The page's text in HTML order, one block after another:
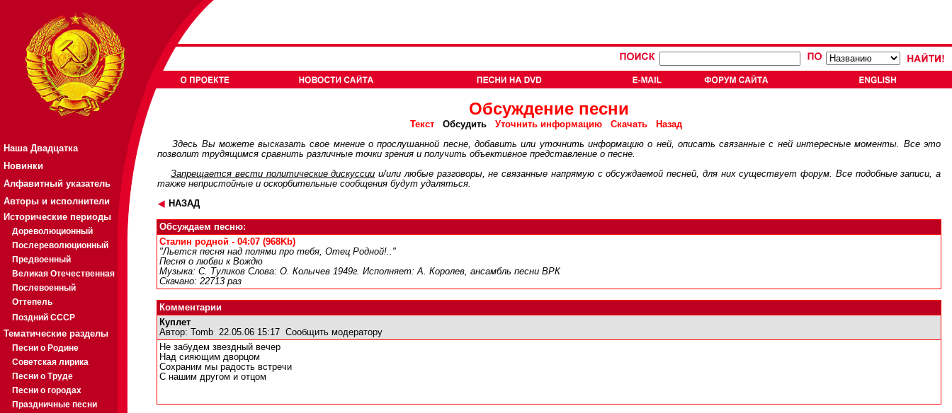
Наша Двадцатка
Новинки
Алфавитный указатель
Авторы и исполнители
Исторические периоды
Дореволюционный
Послереволюционный
Предвоенный
Великая Отечественная
Послевоенный
Оттепель
Поздний СССР
Тематические разделы
Песни о Родине
Советская лирика
Песни о Труде
Песни о городах
Праздничные песни
Обсуждение песни
Текст Обсудить Уточнить информацию Скачать
Назад
Здесь Вы можете высказать свое мнение о прослушанной песне, добавить или уточнить информацию о ней, описать связанные с ней интересные моменты. Все это
позволит трудящимся сравнить различные точки зрения и получить объективное представление о песне.
Запрещается вести политические дискуcсии и/или любые разговоры, не связанные напрямую с обсуждаемой песней, для них существует форум. Все подобные записи, а
также непристойные и оскорбительные сообщения будут удаляться.
НАЗАД
Обсуждаем песню:
Сталин родной - 04:07 (968Kb)
"Льется песня над полями про тебя, Отец Родной!.."
Песня о любви к Вождю
Музыка: С. Туликов Слова: О. Колычев 1949г. Исполняет: А. Королев, ансамбль песни ВРК
Скачано: 22713 раз
Комментарии
Куплет
Автор:
Tomb 22.05.06 15:17 Сообщить модератору
Не забудем звездный вечер
Над сияющим дворцом
Сохраним мы радость встречи
С нашим другом и отцом